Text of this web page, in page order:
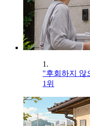
1.
"후회하지 않
1위